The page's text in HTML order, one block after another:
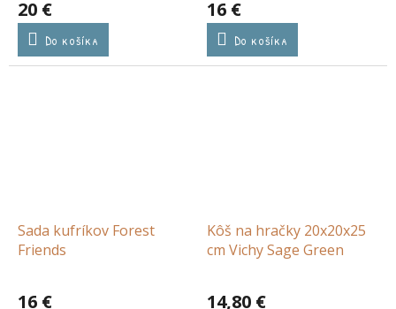
20 €
Do košíka
16 €
Do košíka
Sada kufríkov Forest
Friends
16 €
Kôš na hračky 20x20x25
cm Vichy Sage Green
14,80 €